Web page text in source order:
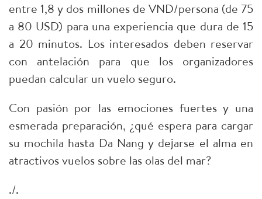
entre 1,8 y dos millones de VND/persona (de 75
a 80 USD) para una experiencia que dura de 15
a 20 minutos. Los interesados deben reservar
con antelación para que los organizadores
puedan calcular un vuelo seguro.
Con pasión por las emociones fuertes y una
esmerada preparación, ¿qué espera para cargar
su mochila hasta Da Nang y dejarse el alma en
atractivos vuelos sobre las olas del mar?
./.